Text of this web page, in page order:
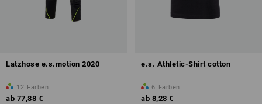
Latzhose e.s.motion 2020
12 Farben
ab 77,88 €
e.s. Athletic-Shirt cotton
6 Farben
ab 8,28 €